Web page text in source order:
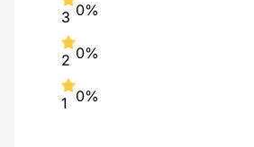
3 0%
2 0%
1 0%